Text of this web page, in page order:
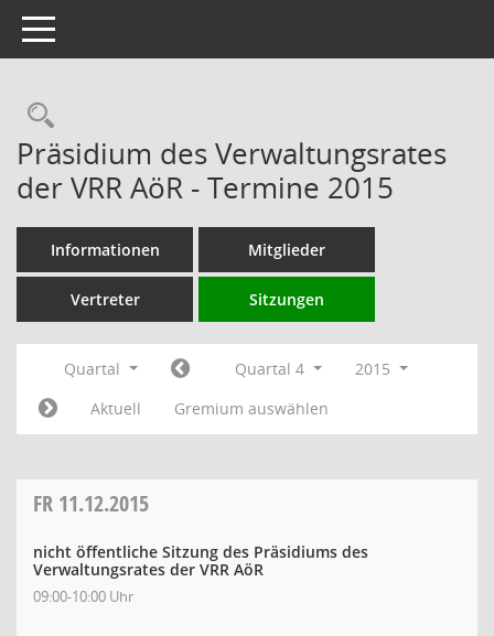
Toggle navigation
Rechercheauswahl
Präsidium des Verwaltungsrates
der VRR AöR - Termine 2015
Informationen Mitglieder
Vertreter Sitzungen
Quartal Quartal 4
2015
Aktuell
Gremium auswählen
FR 11.12.2015
nicht öffentliche Sitzung des Präsidiums des
Verwaltungsrates der VRR AöR
09:00-10:00 Uhr